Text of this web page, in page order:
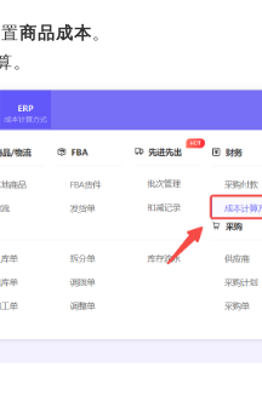
商品成本。